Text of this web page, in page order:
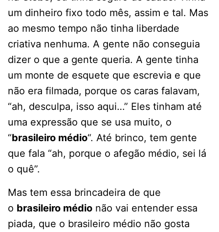
um dinheiro fixo todo mês, assim e tal. Mas
ao mesmo tempo não tinha liberdade
criativa nenhuma. A gente não conseguia
dizer o que a gente queria. A gente tinha
um monte de esquete que escrevia e que
não era filmada, porque os caras falavam,
“ah, desculpa, isso aqui…” Eles tinham até
uma expressão que se usa muito, o
“brasileiro médio“. Até brinco, tem gente
que fala “ah, porque o afegão médio, sei lá
o quê”.
Mas tem essa brincadeira de que
o brasileiro médio não vai entender essa
piada, que o brasileiro médio não gosta